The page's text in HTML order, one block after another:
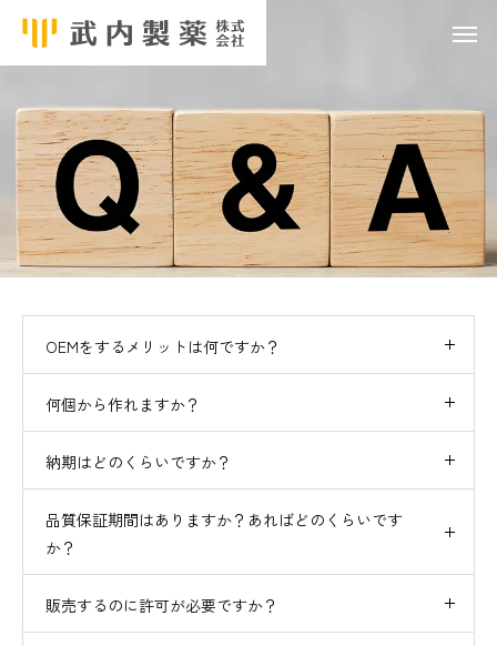
OEMをするメリットは何ですか？
何個から作れますか？
納期はどのくらいですか？
品質保証期間はありますか？あればどのくらいです
か？
販売するのに許可が必要ですか？